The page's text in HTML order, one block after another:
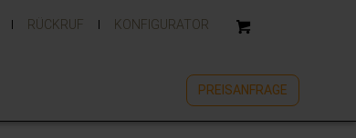
RÜCKRUF KONFIGURATOR
PREISANFRAGE